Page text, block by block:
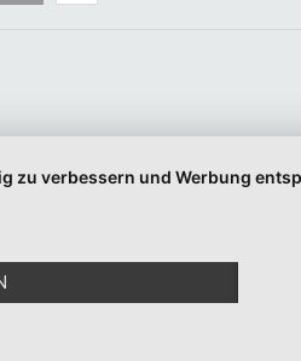
zu verbessern und Werbung